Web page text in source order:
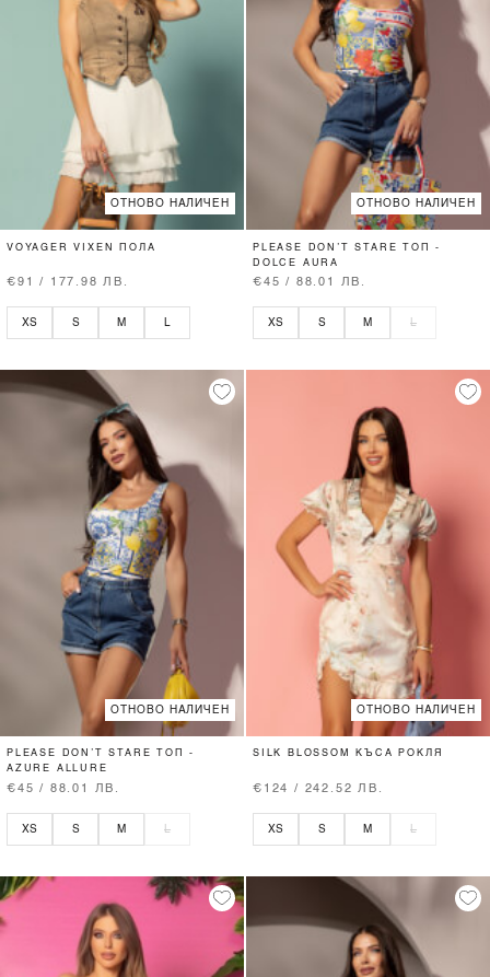
ОТНОВО НАЛИЧЕН
VOYAGER VIXEN ПОЛА
€91 / 177.98 ЛВ.
XS S M L
ОТНОВО НАЛИЧЕН
PLEASE DON’T STARE ТОП -
DOLCE AURA
€45 / 88.01 ЛВ.
XS S M L
ОТНОВО НАЛИЧЕН
PLEASE DON’T STARE ТОП -
AZURE ALLURE
€45 / 88.01 ЛВ.
XS S M L
ОТНОВО НАЛИЧЕН
SILK BLOSSOM КЪСА РОКЛЯ
€124 / 242.52 ЛВ.
XS S M L